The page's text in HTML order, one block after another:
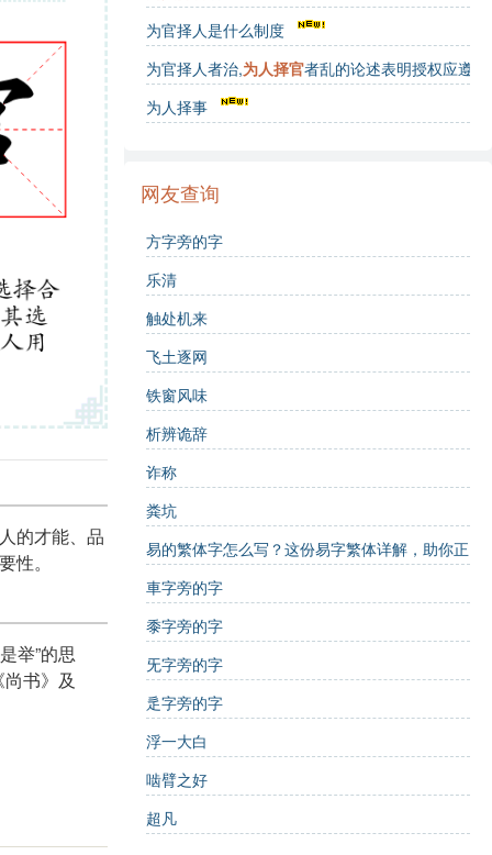
的才能、品
性。
举”的思
书》及
为官择人是什么制度
为官择人者治,为人择官者乱的论述表明授权应遵循
为人择事
网友查询
方字旁的字
乐清
触处机来
飞土逐网
铁窗风味
析辨诡辞
诈称
粪坑
易的繁体字怎么写？这份易字繁体详解，助你正
确书写汉字_汉字繁体学习
車字旁的字
黍字旁的字
旡字旁的字
辵字旁的字
浮一大白
啮臂之好
超凡